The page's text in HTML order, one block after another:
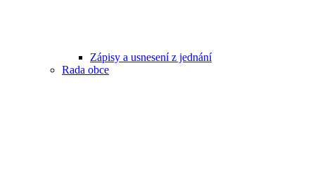
Zápisy a usnesení z jednání
Rada obce